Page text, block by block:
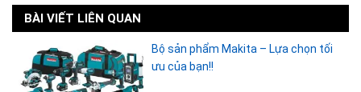
BÀI VIẾT LIÊN QUAN
Bộ sản phẩm Makita – Lựa chọn tối
ưu của bạn!!